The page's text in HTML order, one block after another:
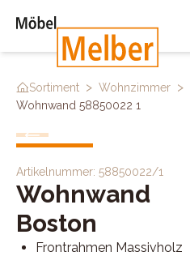
Sortiment > Wohnzimmer >
Wohnwand 58850022 1
Artikelnummer: 58850022/1
Wohnwand
Boston
Frontrahmen Massivholz